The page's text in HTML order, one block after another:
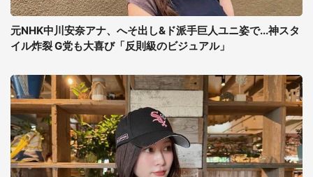
元NHK中川安奈アナ、へそ出し&ド派手巨人ユニ姿で...神スタ
イル炸裂 G党も大喜び「反則級のビジュアル」